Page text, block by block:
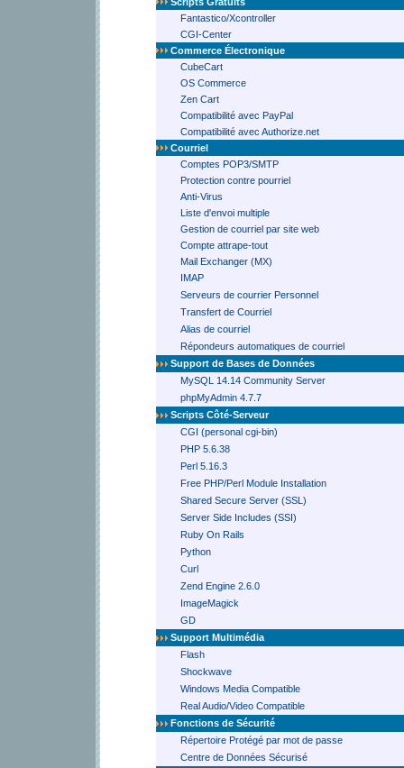
Fantastico/Xcontroller
CGI-Center
Commerce Électronique
CubeCart
OS Commerce
Zen Cart
Compatibilité avec PayPal
Compatibilité avec Authorize.net
Courriel
Comptes POP3/SMTP
Protection contre pourriel
Anti-Virus
Liste d'envoi multiple
Gestion de courriel par site web
Compte attrape-tout
Mail Exchanger (MX)
IMAP
Serveurs de courrier Personnel
Transfert de Courriel
Alias de courriel
Répondeurs automatiques de courriel
Support de Bases de Données
MySQL 14.14 Community Server
phpMyAdmin 4.7.7
Scripts Côté-Serveur
CGI (personal cgi-bin)
PHP 5.6.38
Perl 5.16.3
Free PHP/Perl Module Installation
Shared Secure Server (SSL)
Server Side Includes (SSI)
Ruby On Rails
Python
Curl
Zend Engine 2.6.0
ImageMagick
GD
Support Multimédia
Flash
Shockwave
Windows Media Compatible
Real Audio/Video Compatible
Fonctions de Sécurité
Répertoire Protégé par mot de passe
Centre de Données Sécurisé